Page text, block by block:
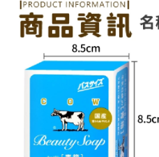
恩沛科技股份有限公司將有權停止該